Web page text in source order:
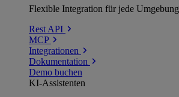
Flexible Integration für jede Umgebung
Rest API
MCP
Integrationen
Dokumentation
Demo buchen
KI-Assistenten